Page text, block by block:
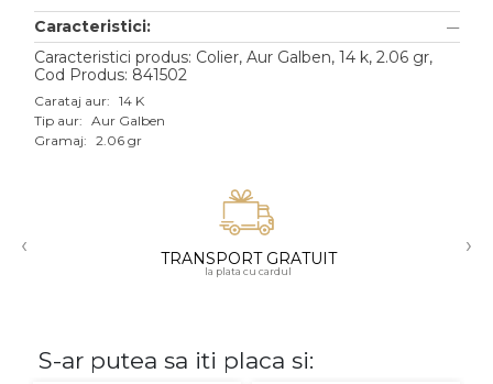
Aur alb
Aur roz
Aur mixt
18K
Caracteristici:
Caracteristici produs: Colier, Aur Galben, 14 k, 2.06 gr,
Cod Produs: 841502
Carataj aur: 14 K
Tip aur: Aur Galben
Gramaj: 2.06 gr
‹ TRANSPORT GRATUIT
la plata cu cardul
›
S-ar putea sa iti placa si: